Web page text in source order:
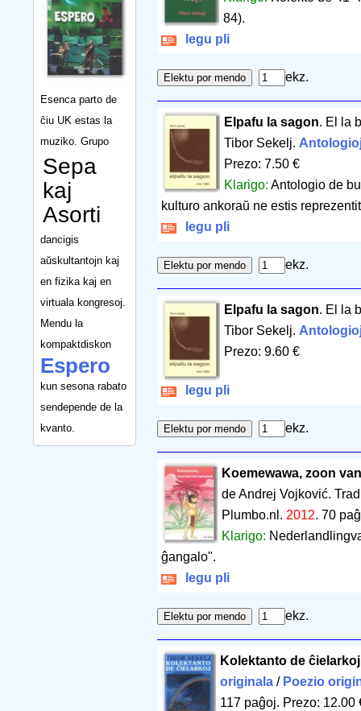
Esenca parto de
ĉiu UK estas la
muziko. Grupo
Sepa
kaj
Asorti
dancigis
aŭskultantojn kaj
en fizika kaj en
virtuala kongresoj.
Mendu la
kompaktdiskon
Espero
kun sesona rabato
sendepende de la
kvanto.
84).
legu pli
ekz.
Elpafu la sagon. El la
Tibor Sekelj.
Prezo: 7.50 €
Klarigo: Antologio de
kulturo ankoraŭ ne estis
legu pli
ekz.
Elpafu la sagon. El la
Tibor Sekelj.
Prezo: 9.60 €
legu pli
ekz.
Koemewawa, zoon
de Andrej Vojković.
Plumbo.nl. 2012. 70
Klarigo:
ĝangalo".
legu pli
ekz.
Kolektanto de ĉielarkoj
originala / Poezio
117 paĝoj. Prezo: 12.00